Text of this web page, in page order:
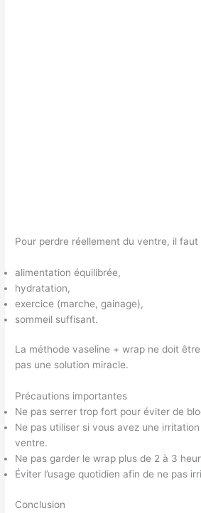
Pour perdre réellement du ventre, il faut
alimentation équilibrée,
hydratation,
exercice (marche, gainage),
sommeil suffisant.
La méthode vaseline + wrap ne doit
pas une solution miracle.
Précautions importantes
Ne pas serrer trop fort pour éviter de
Ne pas utiliser si vous avez une
ventre.
Ne pas garder le wrap plus de 2 à 3
Éviter l’usage quotidien afin de ne pas
Conclusion